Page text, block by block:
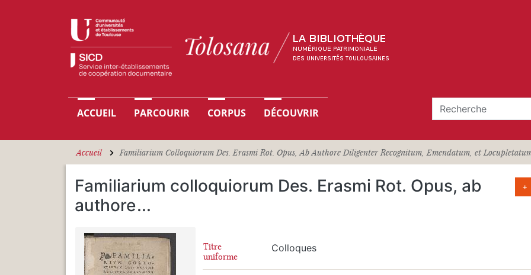
Navigation principale
ACCUEIL PARCOURIR CORPUS DÉCOUVRIR
Accueil Familiarium Colloquiorum Des. Erasmi Rot. Opus, Ab Authore Diligenter Recognitum, Emendatum, et
Familiarium colloquiorum Des. Erasmi Rot. Opus, ab
authore...
+
Titre
uniforme
Colloques